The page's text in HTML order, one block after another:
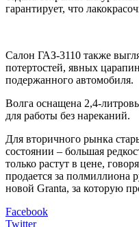
гарантирует, что
Салон ГАЗ-3110 также
потертостей, явных
подержанного автомобиля.
Волга оснащена 2,4-
для работы без нареканий.
Для вторичного рынка
состоянии – большая
только растут в цене,
продается за полмиллиона
новой Granta, за которую
Facebook
Twitter